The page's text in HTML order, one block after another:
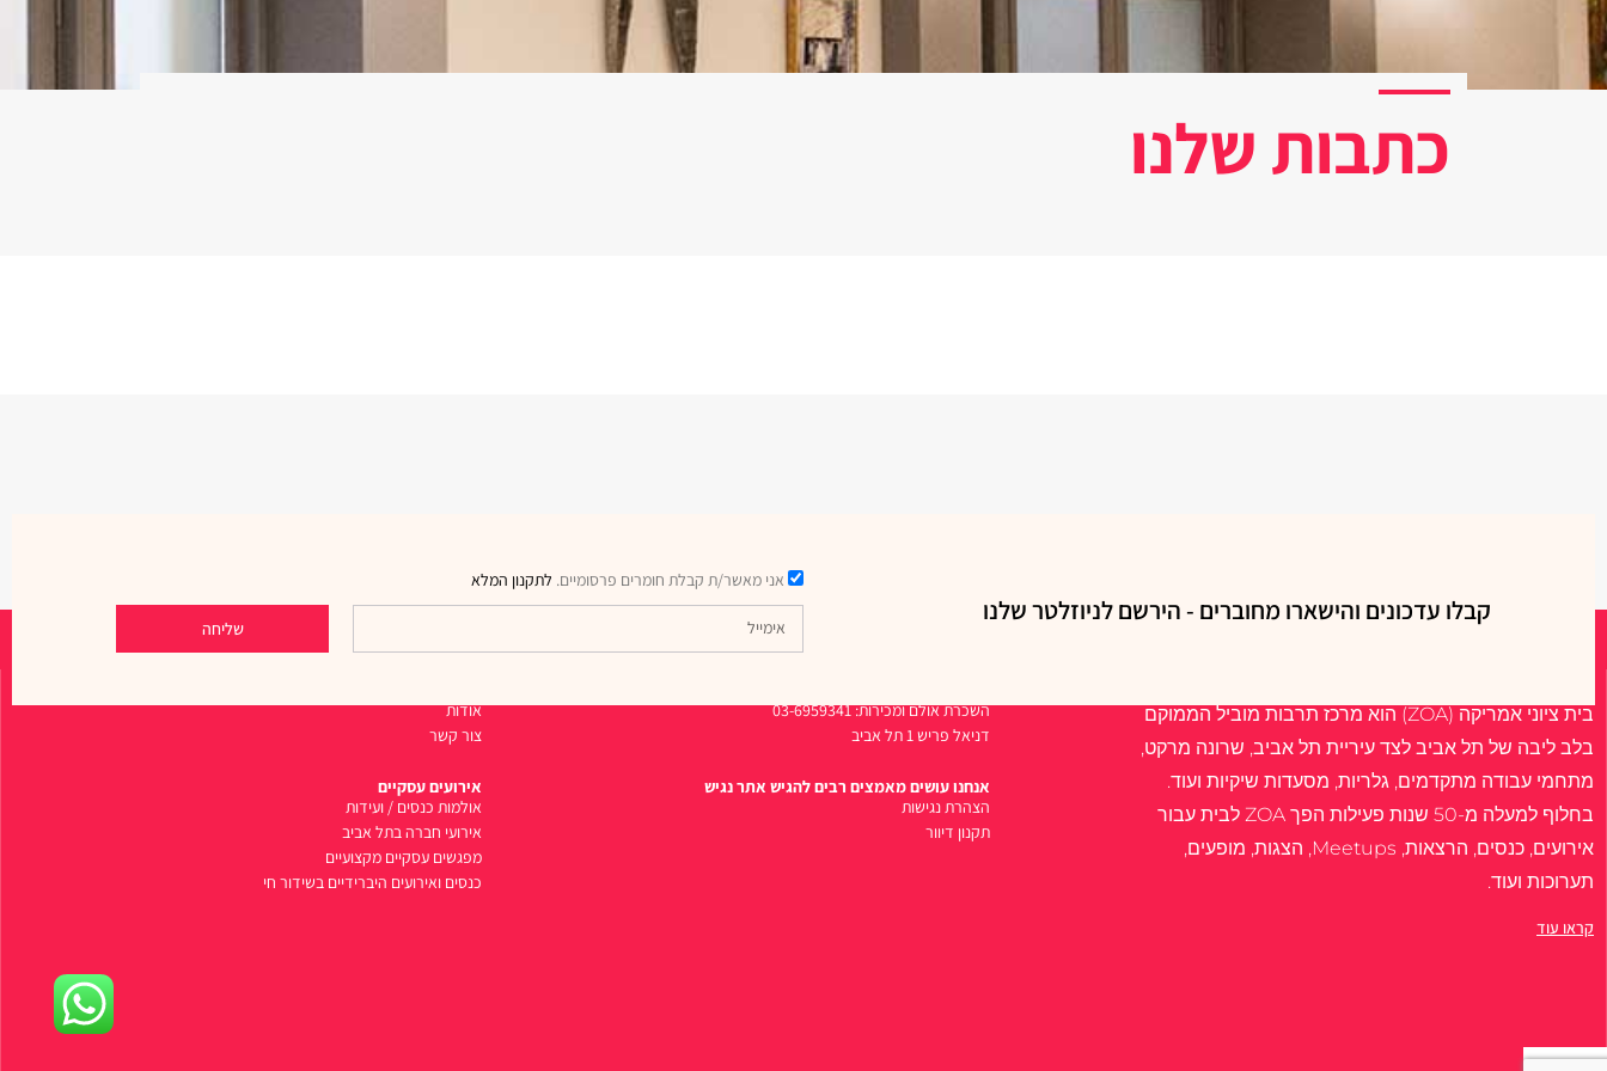
כתבות שלנו
קבלו עדכונים והישארו מחוברים - הירשם לניוזלטר שלנו
אני מאשר/ת קבלת חומרים פרסומיים. לתקנון המלא
שליחה
בית ציוני אמריקה (ZOA) הוא מרכז תרבות מוביל הממוקם
בלב ליבה של תל אביב לצד עיריית תל אביב, שרונה מרקט,
מתחמי עבודה מתקדמים, גלריות, מסעדות שיקיות ועוד.
בחלוף למעלה מ-50 שנות פעילות הפך ZOA לבית עבור
אירועים, כנסים, הרצאות, Meetups, הצגות, מופעים,
תערוכות ועוד.
קראו עוד
השכרת אולם ומכירות: 03-6959341
דניאל פריש 1 תל אביב
אנחנו עושים מאמצים רבים להגיש אתר נגיש
הצהרת נגישות
תקנון דיוור
אודות
צור קשר
אירועים עסקיים
אולמות כנסים / ועידות
אירועי חברה בתל אביב
מפגשים עסקיים מקצועיים
כנסים ואירועים היברידיים בשידור חי